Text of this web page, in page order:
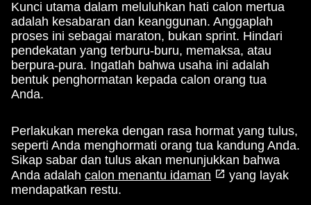
Kunci utama dalam meluluhkan hati calon mertua
adalah kesabaran dan keanggunan. Anggaplah
proses ini sebagai maraton, bukan sprint. Hindari
pendekatan yang terburu-buru, memaksa, atau
berpura-pura. Ingatlah bahwa usaha ini adalah
bentuk penghormatan kepada calon orang tua
Anda.
Perlakukan mereka dengan rasa hormat yang tulus,
seperti Anda menghormati orang tua kandung Anda.
Sikap sabar dan tulus akan menunjukkan bahwa
Anda adalah calon menantu idaman
yang layak
mendapatkan restu.